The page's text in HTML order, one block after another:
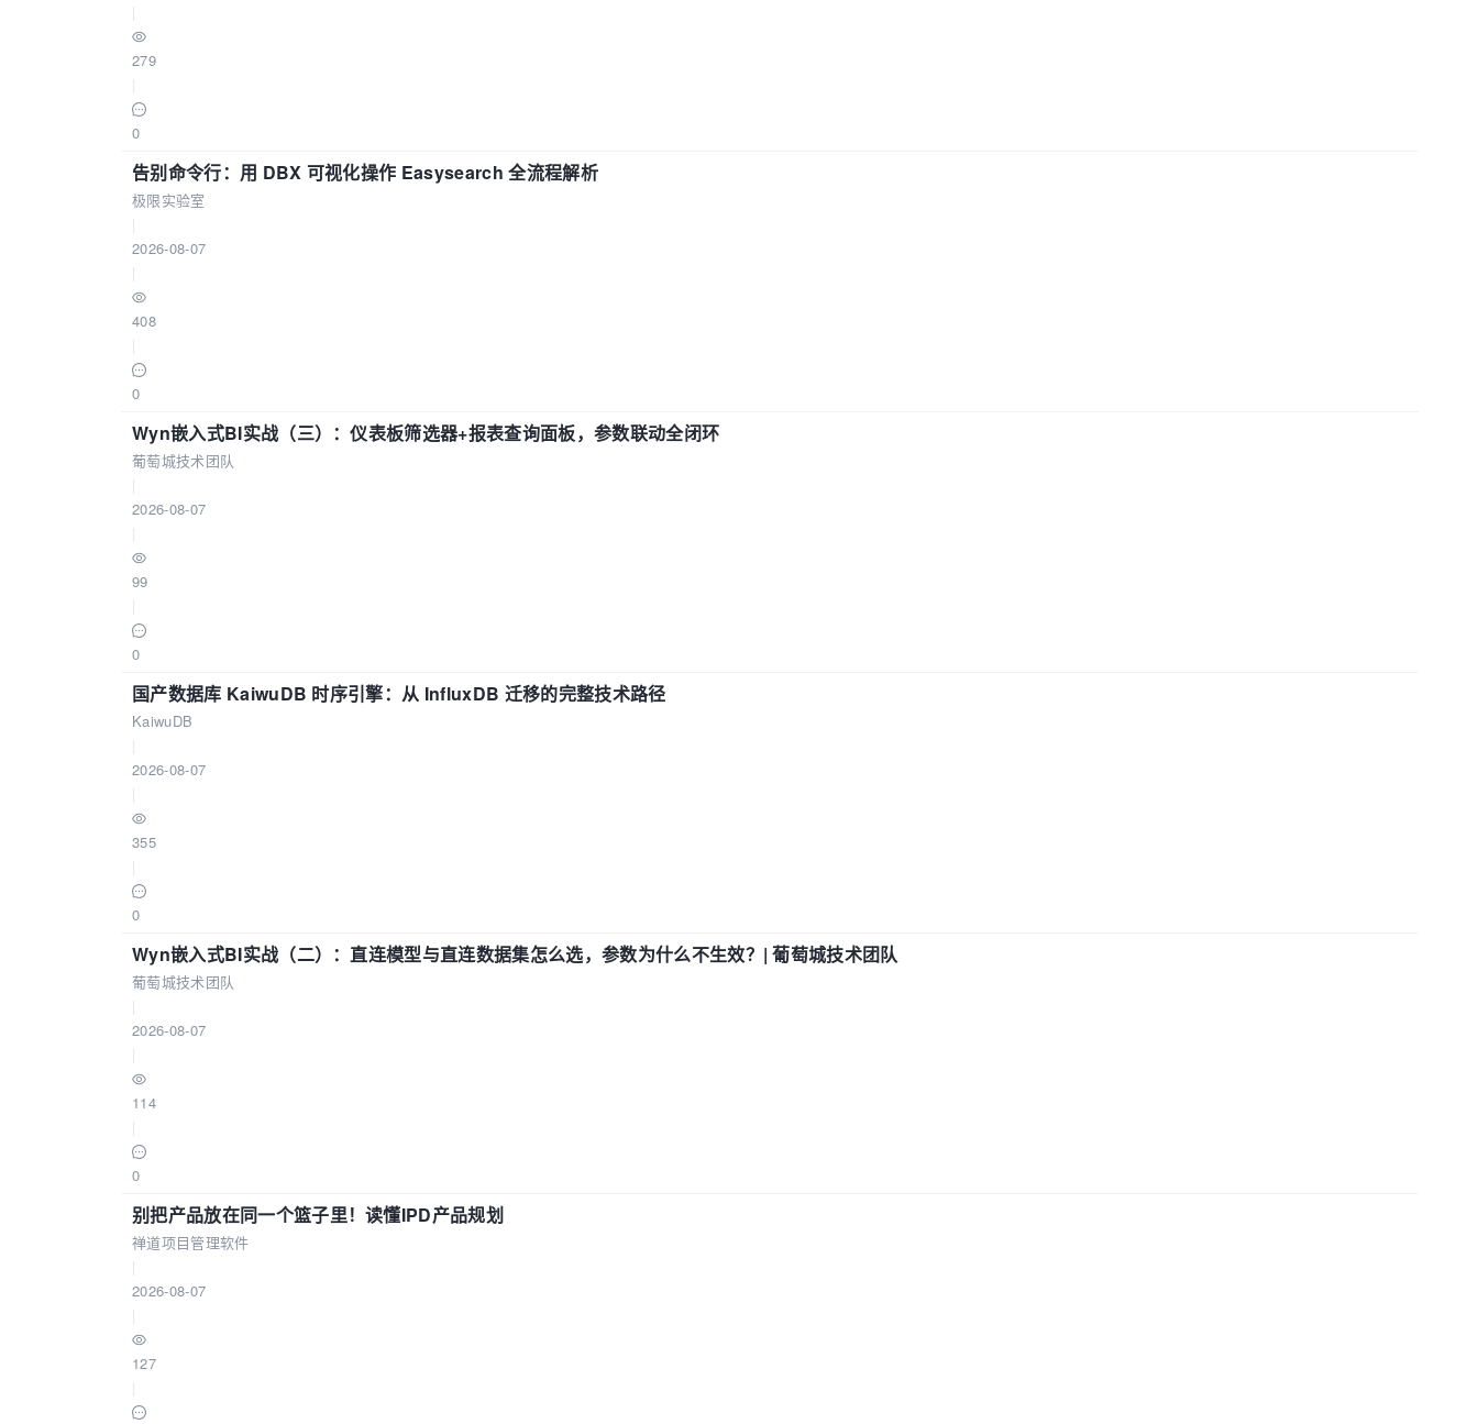
279
0
告别命令行：用 DBX 可视化操作 Easysearch 全流程解析
极限实验室
2026-08-07
408
0
Wyn嵌入式BI实战（三）：仪表板筛选器+报表查询面板，参数联动全闭环
葡萄城技术团队
2026-08-07
99
0
国产数据库 KaiwuDB 时序引擎：从 InfluxDB 迁移的完整技术路径
KaiwuDB
2026-08-07
355
0
Wyn嵌入式BI实战（二）：直连模型与直连数据集怎么选，参数为什么不生效？| 葡萄城技术团队
葡萄城技术团队
2026-08-07
114
0
别把产品放在同一个篮子里！读懂IPD产品规划
禅道项目管理软件
2026-08-07
127